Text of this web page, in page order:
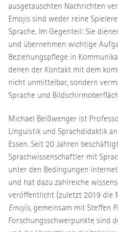
ausgetauschten Nachrichten
Emojis sind weder reine
Sprache. Im Gegenteil: Sie
und übernehmen wichtige
Beziehungspflege in
denen der Kontakt mit dem
nicht unmittelbar, sondern
Sprache und
Michael Beißwenger ist
Linguistik und Sprachdidaktik
Essen. Seit 20 Jahren
Sprachwissenschaftler mit
unter den Bedingungen
und hat dazu zahlreiche
veröffentlicht (zuletzt 2019 die
Emojis, gemeinsam mit Steffen
Forschungsschwerpunkte sind